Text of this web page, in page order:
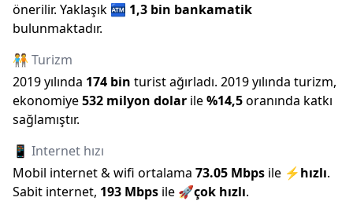
önerilir. Yaklaşık 🏧 1,3 bin bankamatik
bulunmaktadır.
🧑‍🤝‍🧑 Turizm
2019yılında 174 bin turist ağırladı. 2019yılında turizm,
ekonomiye532 milyon dolar ile%14,5oranında katkı
sağlamıştır.
📱 Internet hızı
Mobil internet & wifi ortalama 73.05 Mbps ile ⚡hızlı.
Sabit internet, 193 Mbps ile 🚀çok hızlı.